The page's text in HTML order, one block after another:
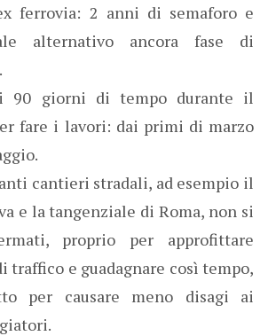
ferrovia: 2 anni di semaforo e
alternativo ancora fase di
90 giorni di tempo durante il
fare i lavori: dai primi di marzo
cantieri stradali, ad esempio il
e la tangenziale di Roma, non si
proprio per approfittare
traffico e guadagnare così tempo,
per causare meno disagi ai